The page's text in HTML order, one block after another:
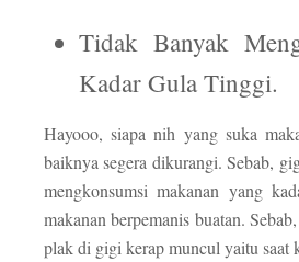
Tidak Banyak
Kadar Gula Tinggi.
Hayooo, siapa nih yang suka
baiknya segera dikurangi. Sebab,
mengkonsumsi makanan yang
makanan berpemanis buatan.
plak di gigi kerap muncul yaitu saat